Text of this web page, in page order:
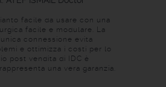
facile da usare con una
facile e modulare. La
connessione evita
e ottimizza i costi per lo
post vendita di IDC è
una vera garanzia.